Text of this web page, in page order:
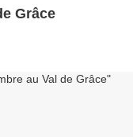
Grâce